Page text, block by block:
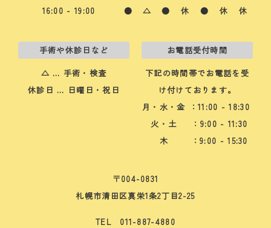
16:00 - 19:00
● △ ● 休 ● 休 休
手術や休診日など
△ … 手術・検査
休診日 … 日曜日・祝日
お電話受付時間
下記の時間帯でお電話を受
け付けております。
月・水・金
：11:00 - 18:30
火・土
：9:00 - 11:30
木
：9:00 - 15:30
〒004-0831
札幌市清田区真栄1条2丁目2-25
TEL 011-887-4880